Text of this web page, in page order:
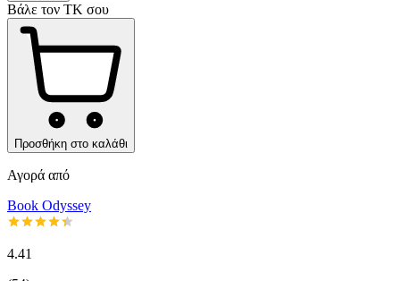
Βάλε τον ΤΚ σου
Προσθήκη στο καλάθι
Αγορά από
Book Odyssey
4.41